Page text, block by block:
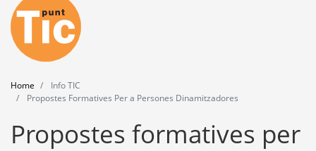
Punt TIC
News
Events
Training
Home
Info TIC
Propostes Formatives Per a Persones Dinamitzadores
Propostes formatives per